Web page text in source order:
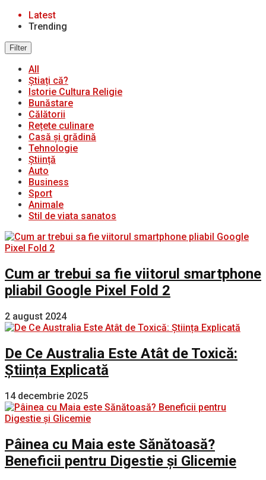
Latest
Trending
Filter
All
Știați că?
Istorie Cultura Religie
Bunăstare
Călătorii
Rețete culinare
Casă și grădină
Tehnologie
Știință
Auto
Business
Sport
Animale
Stil de viata sanatos
Cum ar trebui sa fie viitorul smartphone
pliabil Google Pixel Fold 2
2 august 2024
De Ce Australia Este Atât de Toxică:
Știința Explicată
14 decembrie 2025
Pâinea cu Maia este Sănătoasă?
Beneficii pentru Digestie și Glicemie